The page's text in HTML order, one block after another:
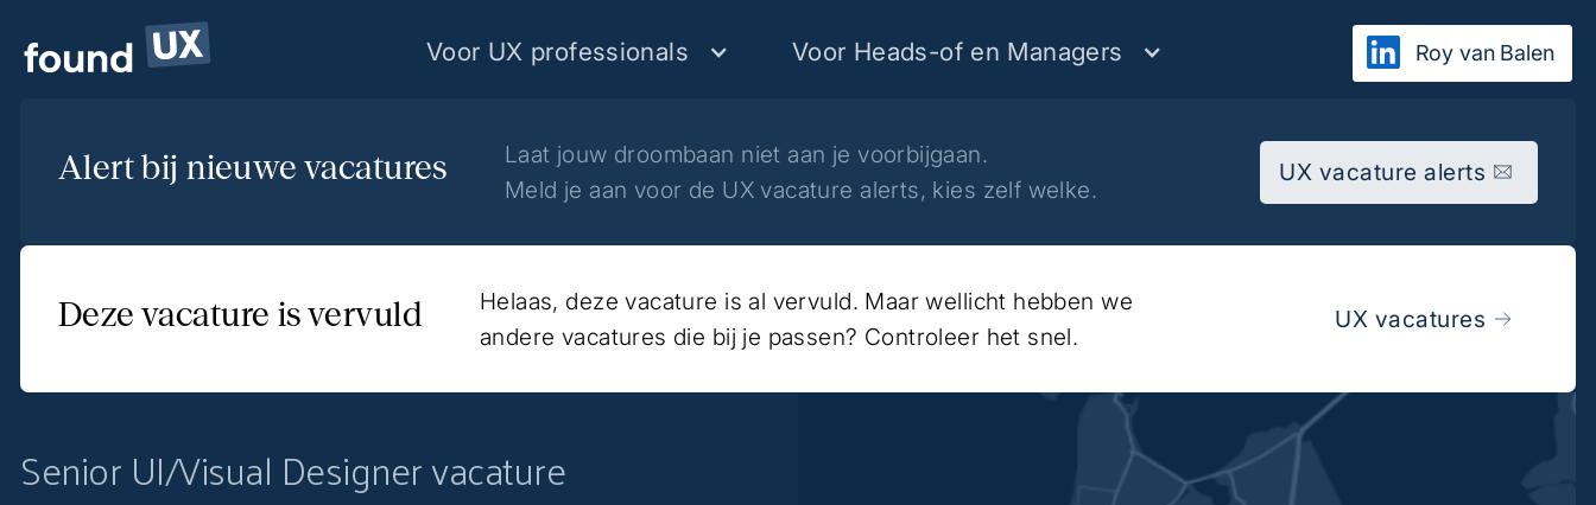
Voor UX professionals Voor Heads-of en Managers Roy van Balen
Alert bij nieuwe vacatures
Laat jouw droombaan niet aan je voorbijgaan.
Meld je aan voor de UX vacature alerts, kies zelf welke.
UX vacature alerts
Deze vacature is vervuld
Helaas, deze vacature is al vervuld. Maar wellicht hebben we
andere vacatures die bij je passen? Controleer het snel.
UX vacatures
Senior UI/Visual Designer vacature